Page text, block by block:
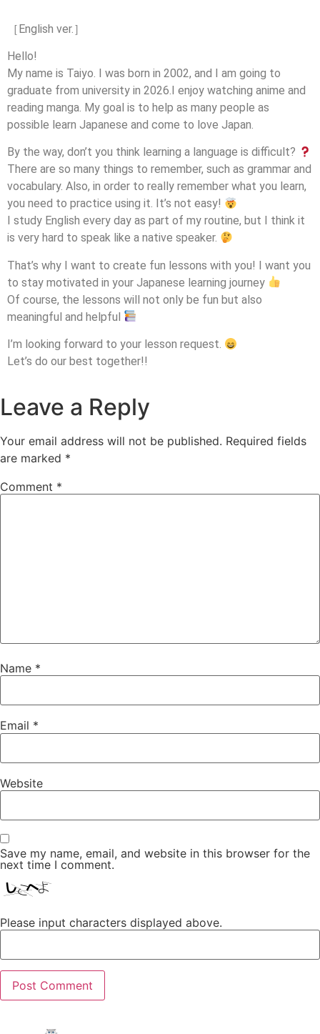
［English ver.］
Hello!
My name is Taiyo. I was born in 2002, and I am going to
graduate from university in 2026.I enjoy watching anime and
reading manga. My goal is to help as many people as
possible learn Japanese and come to love Japan.
By the way, don’t you think learning a language is difficult?
There are so many things to remember, such as grammar and
vocabulary. Also, in order to really remember what you learn,
you need to practice using it. It’s not easy!
I study English every day as part of my routine, but I think it
is very hard to speak like a native speaker.
That’s why I want to create fun lessons with you! I want you
to stay motivated in your Japanese learning journey
Of course, the lessons will not only be fun but also
meaningful and helpful
I’m looking forward to your lesson request.
Let’s do our best together!!
Leave a Reply
Your email address will not be published. Required fields
are marked *
Comment *
Name *
Email *
Website
Save my name, email, and website in this browser for the
next time I comment.
Please input characters displayed above.